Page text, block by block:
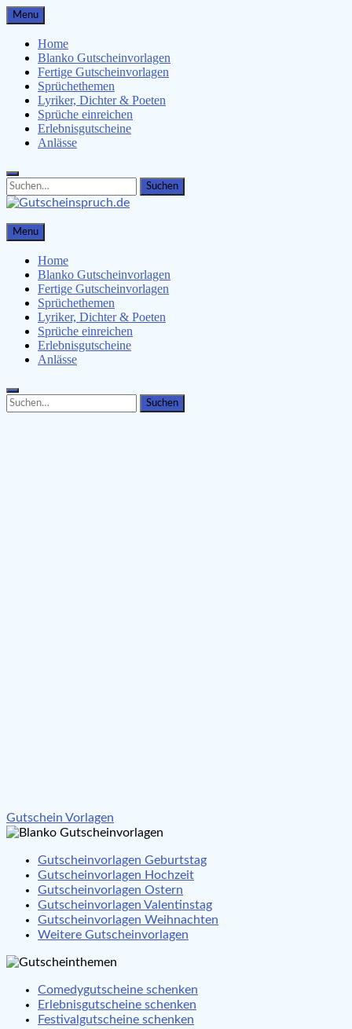
Skip
to
content
Menu
Home
Blanko Gutscheinvorlagen
Fertige Gutscheinvorlagen
Sprüchethemen
Lyriker, Dichter & Poeten
Sprüche einreichen
Erlebnisgutscheine
Anlässe
Search
for:
Search
Gutscheinspruch.de
Gutscheinsprüche & Gutscheinvorlagen finden
Menu
Home
Blanko Gutscheinvorlagen
Fertige Gutscheinvorlagen
Sprüchethemen
Lyriker, Dichter & Poeten
Sprüche einreichen
Erlebnisgutscheine
Anlässe
Search
for:
Search
Beitragsnavigation
Gutschein Vorlagen
Gutscheinvorlagen Geburtstag
Gutscheinvorlagen Hochzeit
Gutscheinvorlagen Ostern
Gutscheinvorlagen Valentinstag
Gutscheinvorlagen Weihnachten
Weitere Gutscheinvorlagen
Comedygutscheine schenken
Erlebnisgutscheine schenken
Festivalgutscheine schenken